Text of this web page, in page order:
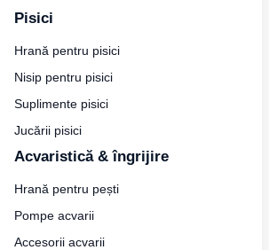
Pisici
Hrană pentru pisici
Nisip pentru pisici
Suplimente pisici
Jucării pisici
Acvaristică & îngrijire
Hrană pentru pești
Pompe acvarii
Accesorii acvarii